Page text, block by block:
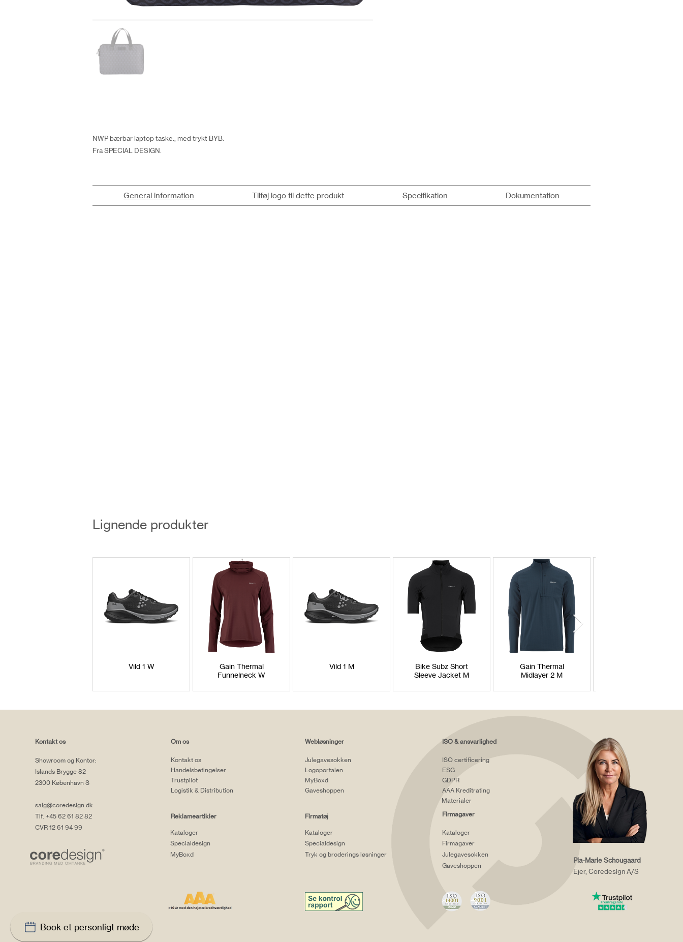
NWP bærbar laptop taske., med trykt BYB.
Fra SPECIAL DESIGN.
General information Tilføj logo til dette produkt Specifikation Dokumentation
Lignende produkter
Vild 1 W
Gain Thermal
Funnelneck W
Vild 1 M
Bike Subz Short
Sleeve Jacket M
Gain Thermal
Midlayer 2 M
Book et personligt møde
Kontakt os
Showroom og Kontor:
Islands Brygge 82
2300 København S
salg@coredesign.dk
Tlf. +45 62 61 82 82
CVR 12 61 94 99
Om os
Kontakt os
Handelsbetingelser
Trustpilot
Logistik & Distribution
Reklameartikler
Kataloger
Specialdesign
MyBoxd
Webløsninger
Julegavesokken
Logoportalen
MyBoxd
Gaveshoppen
Firmatøj
Kataloger
Specialdesign
Tryk og broderings løsninger
ISO & ansvarlighed
ISO certificering
ESG
GDPR
AAA Kreditrating
Materialer
Firmagaver
Kataloger
Firmagaver
Julegavesokken
Gaveshoppen
Pia-Marie Schougaard
Ejer, Coredesign A/S